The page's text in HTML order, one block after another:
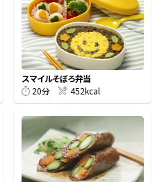
『氷熟®』
スマイルそぼろ弁当
20分
452kcal